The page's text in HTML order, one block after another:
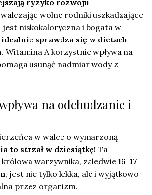
ryzyko rozwoju
wolne rodniki uszkadzające
jest niskokaloryczna i bogata w
idealnie sprawdza się w dietach
. Witamina A korzystnie wpływa na
usunąć nadmiar wody z
na odchudzanie i
w walce o wymarzoną
to strzał w dziesiątkę! Ta
królowa warzywnika, zaledwie16-17
, jest nie tylko lekka, ale i wyjątkowo
przez organizm.